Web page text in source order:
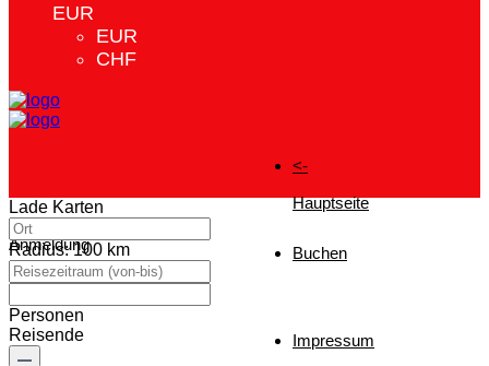
EUR
EUR
CHF
<-
Hauptseite
Buchen
Impressum
Anmeldung
Lade Karten
Radius:100 km
Personen
Reisende